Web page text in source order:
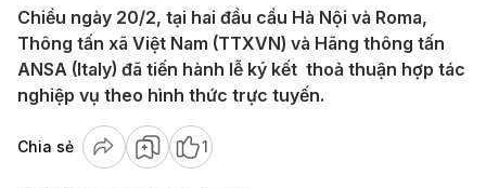
Chiều ngày 20/2, tại hai đầu cầu Hà Nội và Roma,
Thông tấn xã Việt Nam (TTXVN) và Hãng thông tấn
ANSA (Italy) đã tiến hành lễ ký kết thoả thuận hợp tác
nghiệp vụ theo hình thức trực tuyến.
Chia sẻ 1